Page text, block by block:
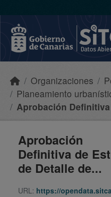
Organizaciones
Planeamiento
Aprobación
Aprobación
Definitiva de
de Detalle de...
URL: https://opendata.sitcan.es/dataset/f046ef35-4699-4251-b8c2-8310dc1f66f9/resource/